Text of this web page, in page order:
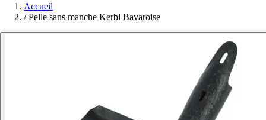
Accueil
/ Pelle sans manche Kerbl Bavaroise